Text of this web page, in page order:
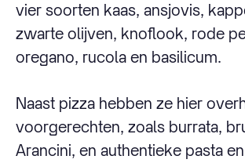
vier soorten kaas, ansjovis,
zwarte olijven, knoflook, rode
oregano, rucola en basilicum.
Naast pizza hebben ze hier
voorgerechten, zoals burrata,
Arancini, en authentieke pasta